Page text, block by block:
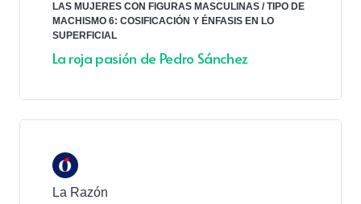
LAS MUJERES CON FIGURAS MASCULINAS /TIPO DE
MACHISMO 6: COSIFICACIÓN Y ÉNFASIS EN LO
SUPERFICIAL
La roja pasión de Pedro Sánchez
La Razón